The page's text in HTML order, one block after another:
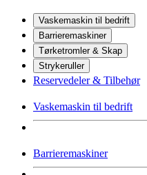
Vaskemaskin til bedrift
Barrieremaskiner
Tørketromler & Skap
Strykeruller
Reservedeler & Tilbehør
Vaskemaskin til bedrift
Barrieremaskiner